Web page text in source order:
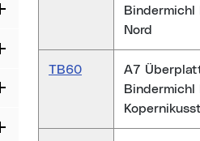
Aufklappen
Aufklappen
Aufklappen
Aufklappen
Bindermichl
Nord
TB60
A7
Bindermichl